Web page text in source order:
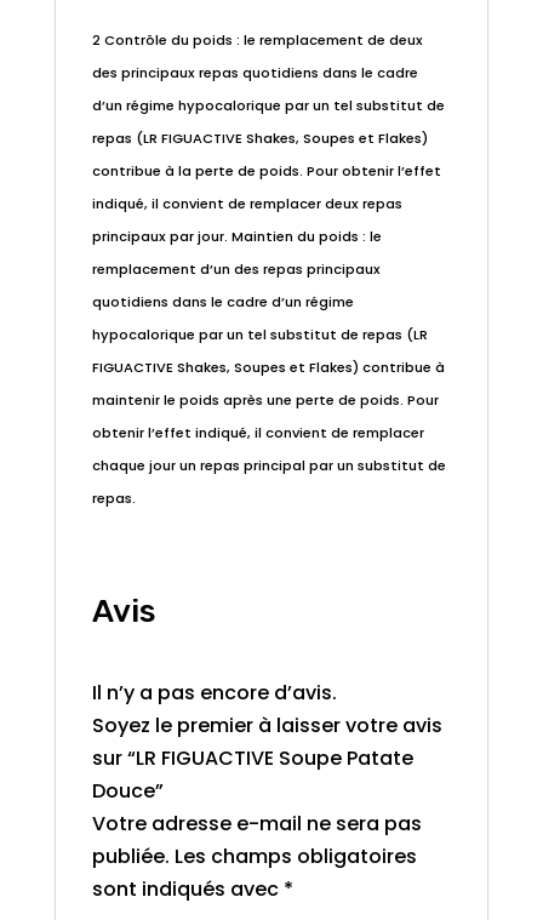
2 Contrôle du poids : le remplacement de deux
des principaux repas quotidiens dans le cadre
d’un régime hypocalorique par un tel substitut de
repas (LR FIGUACTIVE Shakes, Soupes et Flakes)
contribue à la perte de poids. Pour obtenir l’effet
indiqué, il convient de remplacer deux repas
principaux par jour. Maintien du poids : le
remplacement d’un des repas principaux
quotidiens dans le cadre d’un régime
hypocalorique par un tel substitut de repas (LR
FIGUACTIVE Shakes, Soupes et Flakes) contribue à
maintenir le poids après une perte de poids. Pour
obtenir l’effet indiqué, il convient de remplacer
chaque jour un repas principal par un substitut de
repas.
Avis
Il n’y a pas encore d’avis.
Soyez le premier à laisser votre avis
sur “LR FIGUACTIVE Soupe Patate
Douce”
Votre adresse e-mail ne sera pas
publiée. Les champs obligatoires
sont indiqués avec *